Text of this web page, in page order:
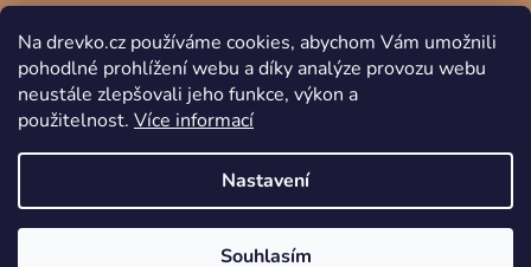
Na drevko.cz používáme cookies, abychom Vám umožnili
pohodlné prohlížení webu a díky analýze provozu webu
neustále zlepšovali jeho funkce, výkon a
použitelnost. Více informací
Nastavení
Souhlasím